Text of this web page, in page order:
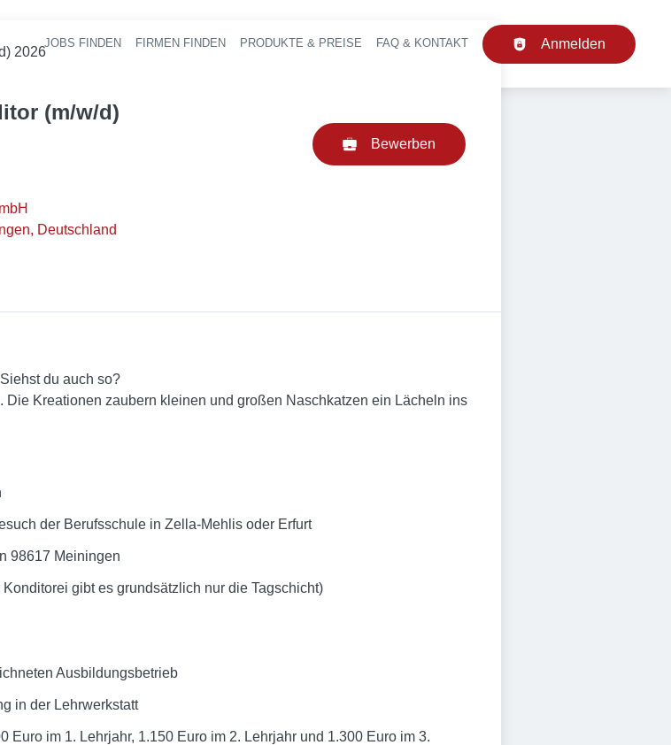
Haupt-Navigation
JOBS FINDEN FIRMEN FINDEN PRODUKTE & PREISE FAQ & KONTAKT Anmelden
2026
(m/w/d)
Deutschland
Bewerben
du auch so?
Die Kreationen zaubern kleinen und großen Naschkatzen ein Lächeln ins
der Berufsschule in Zella-Mehlis oder Erfurt
98617 Meiningen
gibt es grundsätzlich nur die Tagschicht)
Ausbildungsbetrieb
in der Lehrwerkstatt
Euro im 1. Lehrjahr, 1.150 Euro im 2. Lehrjahr und 1.300 Euro im 3.